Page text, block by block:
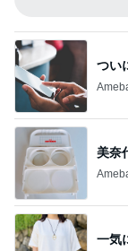
つい
美奈
一気